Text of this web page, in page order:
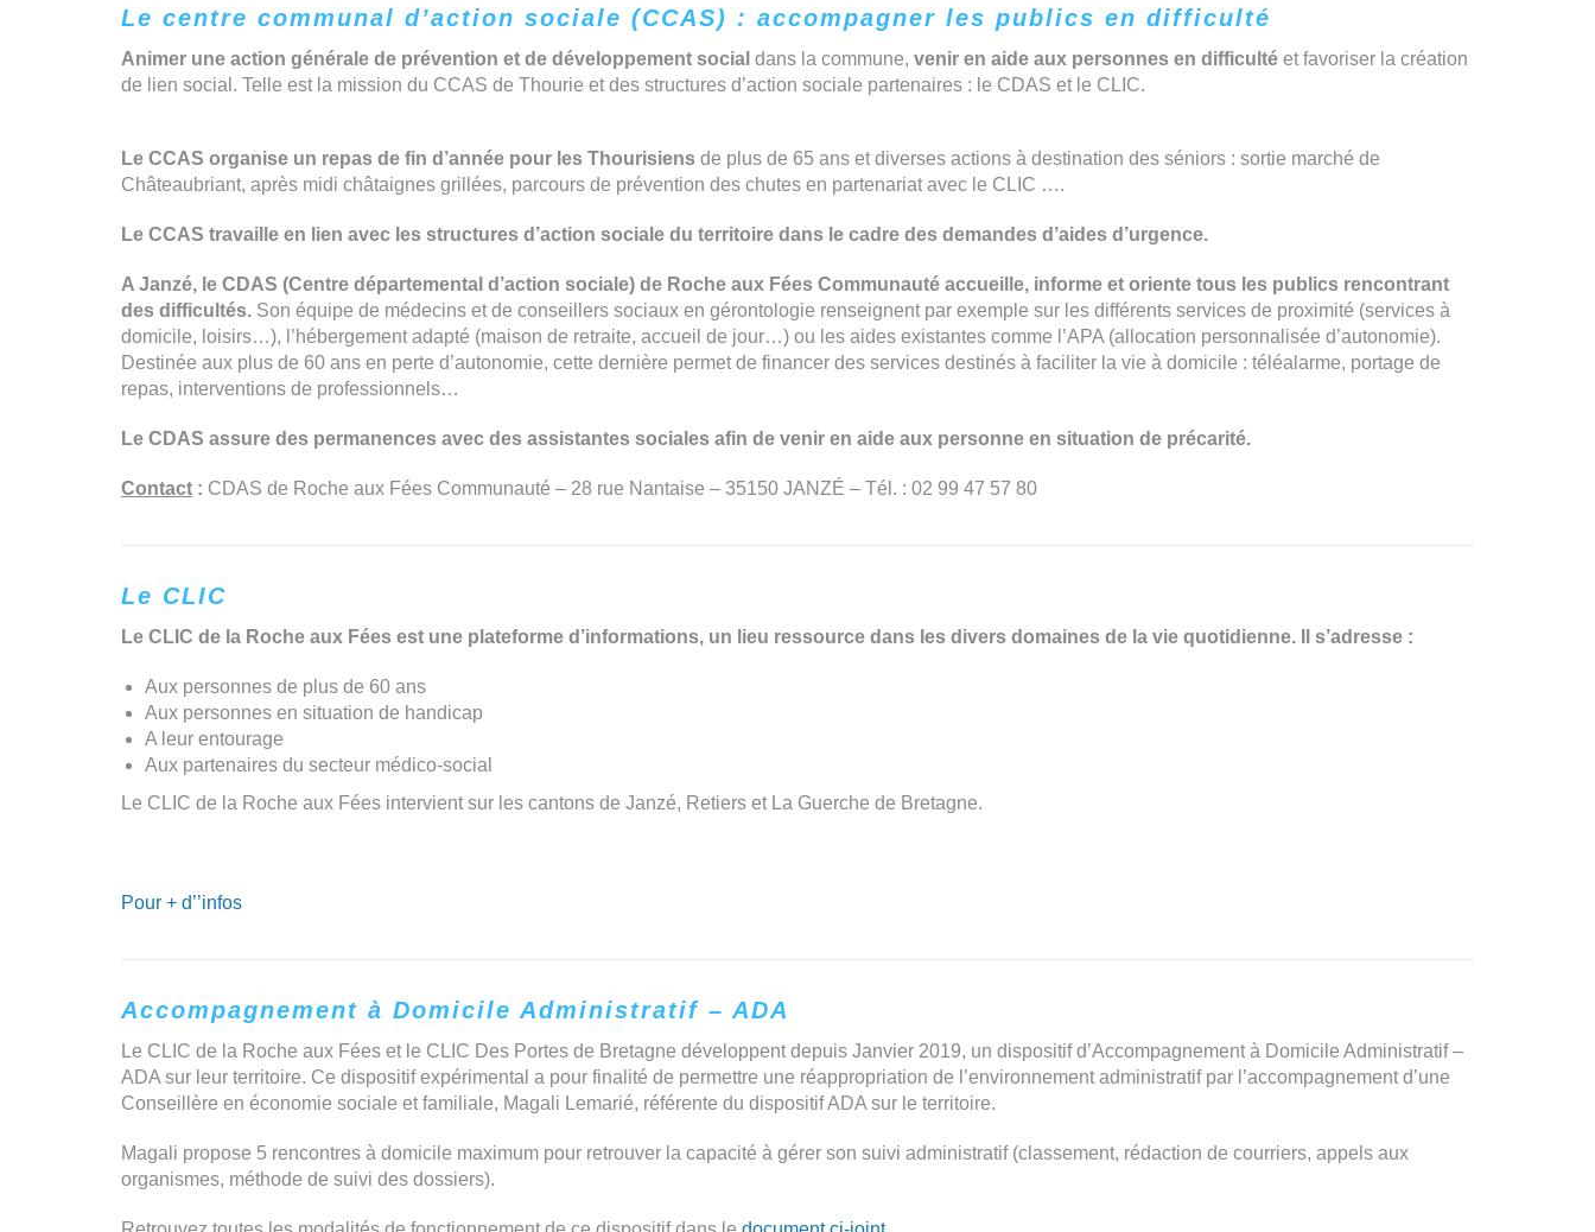
Le centre communal d’action sociale (CCAS) : accompagner les publics en difficulté
Animer une action générale de prévention et de développement social dans la commune, venir en aide aux personnes en difficulté et favoriser la création
de lien social. Telle est la mission du CCAS de Thourie et des structures d’action sociale partenaires : le CDAS et le CLIC.
Le CCAS organise un repas de fin d’année pour les Thourisiens de plus de 65 ans et diverses actions à destination des séniors : sortie marché de
Châteaubriant, après midi châtaignes grillées, parcours de prévention des chutes en partenariat avec le CLIC ….
Le CCAS travaille en lien avec les structures d’action sociale du territoire dans le cadre des demandes d’aides d’urgence.
A Janzé, le CDAS (Centre départemental d’action sociale) de Roche aux Fées Communauté accueille, informe et oriente tous les publics rencontrant
des difficultés. Son équipe de médecins et de conseillers sociaux en gérontologie renseignent par exemple sur les différents services de proximité (services à
domicile, loisirs…), l’hébergement adapté (maison de retraite, accueil de jour…) ou les aides existantes comme l’APA (allocation personnalisée d’autonomie).
Destinée aux plus de 60 ans en perte d’autonomie, cette dernière permet de financer des services destinés à faciliter la vie à domicile : téléalarme, portage de
repas, interventions de professionnels…
Le CDAS assure des permanences avec des assistantes sociales afin de venir en aide aux personne en situation de précarité.
Contact : CDAS de Roche aux Fées Communauté – 28 rue Nantaise – 35150 JANZÉ – Tél. : 02 99 47 57 80
Le CLIC
Le CLIC de la Roche aux Fées est une plateforme d’informations, un lieu ressource dans les divers domaines de la vie quotidienne. Il s’adresse :
Aux personnes de plus de 60 ans
Aux personnes en situation de handicap
A leur entourage
Aux partenaires du secteur médico-social
Le CLIC de la Roche aux Fées intervient sur les cantons de Janzé, Retiers et La Guerche de Bretagne.
Pour + d’’infos
Accompagnement à Domicile Administratif – ADA
Le CLIC de la Roche aux Fées et le CLIC Des Portes de Bretagne développent depuis Janvier 2019, un dispositif d’Accompagnement à Domicile Administratif –
ADA sur leur territoire. Ce dispositif expérimental a pour finalité de permettre une réappropriation de l’environnement administratif par l’accompagnement d’une
Conseillère en économie sociale et familiale, Magali Lemarié, référente du dispositif ADA sur le territoire.
Magali propose 5 rencontres à domicile maximum pour retrouver la capacité à gérer son suivi administratif (classement, rédaction de courriers, appels aux
organismes, méthode de suivi des dossiers).